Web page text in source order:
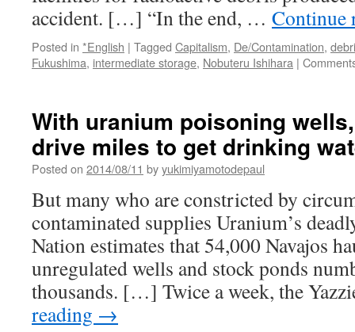
accident. […] “In the end, … Continue
Posted in *English | Tagged Capitalism, De/Contamination,
Fukushima, intermediate storage, Nobuteru Ishihara |
With uranium poisoning
drive miles to get drinking
Posted on 2014/08/11 byyukimiyamotodepaul
But many who are constricted by
contaminated supplies Uranium’s
Nation estimates that 54,000 Navajos
unregulated wells and stock ponds
thousands. […] Twice a week, the
reading →